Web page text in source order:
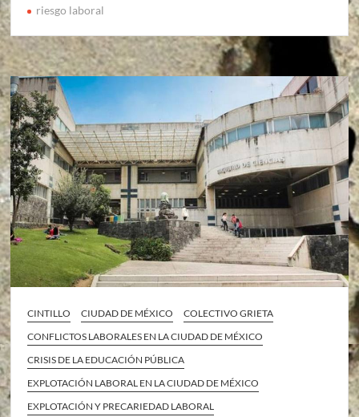
riesgo laboral
CINTILLO CIUDAD DE MÉXICO
COLECTIVO GRIETA
CONFLICTOS LABORALES EN LA CIUDAD DE MÉXICO
CRISIS DE LA EDUCACIÓN PÚBLICA
EXPLOTACIÓN LABORAL EN LA CIUDAD DE MÉXICO
EXPLOTACIÓN Y PRECARIEDAD LABORAL